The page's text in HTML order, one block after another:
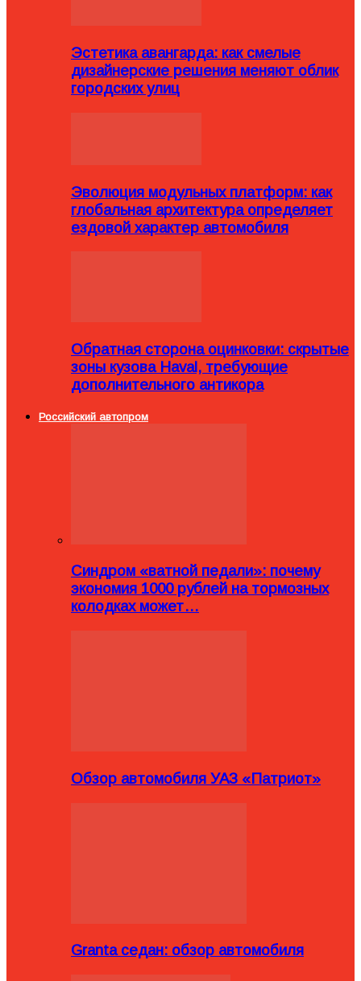
Эстетика авангарда: как смелые
дизайнерские решения меняют облик
городских улиц
Эволюция модульных платформ: как
глобальная архитектура определяет
ездовой характер автомобиля
Обратная сторона оцинковки: скрытые
зоны кузова Haval, требующие
дополнительного антикора
Российский автопром
Синдром «ватной педали»: почему
экономия 1000 рублей на тормозных
колодках может…
Обзор автомобиля УАЗ «Патриот»
Granta седан: обзор автомобиля